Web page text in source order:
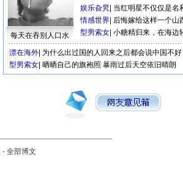
每天在吞别人口水
娱乐旮旯 当红明星不仅仅是名
情感世界 后悔嫁给这样一个山
型男索女 小糖精归来，在海边
漂在海外 为什么出过国的人回来之后都会说中国不好
型男索女 晒晒自己的旗袍照 暴雨过后天空依旧晴朗
- 全部博文